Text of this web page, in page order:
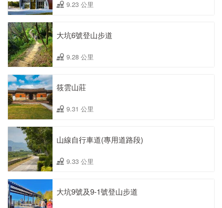
9.23 公里
大坑6號登山步道
9.28 公里
筱雲山莊
9.31 公里
山線自行車道(專用道路段)
9.33 公里
大坑9號及9-1號登山步道